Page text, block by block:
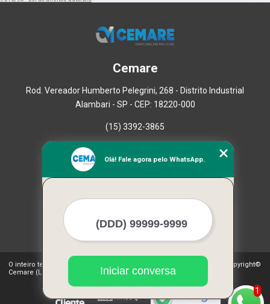
Cemare
Rod. Vereador Humberto Pelegrini, 268 - Distrito Industrial
Alambari - SP - CEP: 18220-000
(15) 3392-3865
Empresa
Missão
Mapa do site
Mais Serviços
O inteiro teor deste site está sujeito à proteção de direitos autorais. Copyright©
Cemare (Lei 9610 de 19/02/1998)
1
Olá! Fale agora pelo WhatsApp.
Iniciar conversa